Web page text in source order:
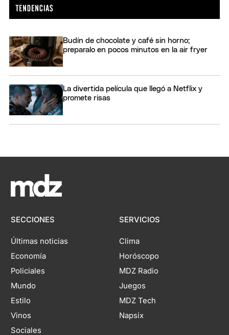
Budín de chocolate y café sin horno;
preparalo en pocos minutos en la air fryer
La divertida película que llegó a Netflix y
promete risas
SECCIONES
Últimas noticias
Economía
Policiales
Mundo
Estilo
Vinos
Sociales
SERVICIOS
Clima
Horóscopo
MDZ Radio
Juegos
MDZ Tech
Napsix